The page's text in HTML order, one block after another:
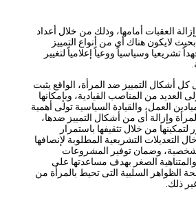
أمامها، وذلك من خلال أعداد
هناك أى من أنواع التمييز
وسياسياً ووعياً إعلامياً لتغيير
التمييز ضد المرأة، الواقع يثبت
من المناصب القيادية، وبإمكانها
والقيادة السياسية تولى أهمية
أى من أشكال التمييز ضدها،
من خلال تثقيفها باستمرار
التشريعية المطلوبة لإنصافها
وضمان توفير المشروعات
الصغر بهدف مساعدتها على
السلبية التى تحيط بالمرأة من